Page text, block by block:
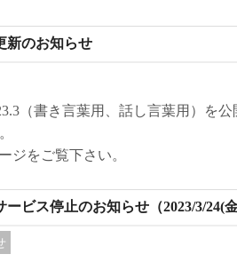
新のお知らせ
（書き言葉用、話し言葉用）を
ジをご覧下さい。
ビス停止のお知らせ（2023/3/24(